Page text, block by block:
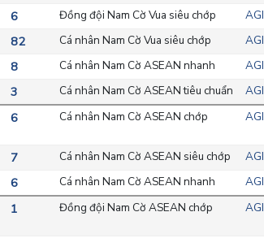
6 Đồng đội Nam Cờ Vua siêu chớp AGI
82 Cá nhân Nam Cờ Vua siêu chớp AGI
8 Cá nhân Nam Cờ ASEAN nhanh AGI
3 Cá nhân Nam Cờ ASEAN tiêu chuẩn AGI
6 Cá nhân Nam Cờ ASEAN chớp AGI
7 Cá nhân Nam Cờ ASEAN siêu chớp AGI
6 Cá nhân Nam Cờ ASEAN nhanh AGI
1 Đồng đội Nam Cờ ASEAN chớp AGI